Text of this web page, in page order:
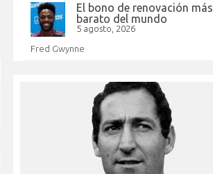
El bono de renovación más
barato del mundo
5 agosto, 2026
Fred Gwynne